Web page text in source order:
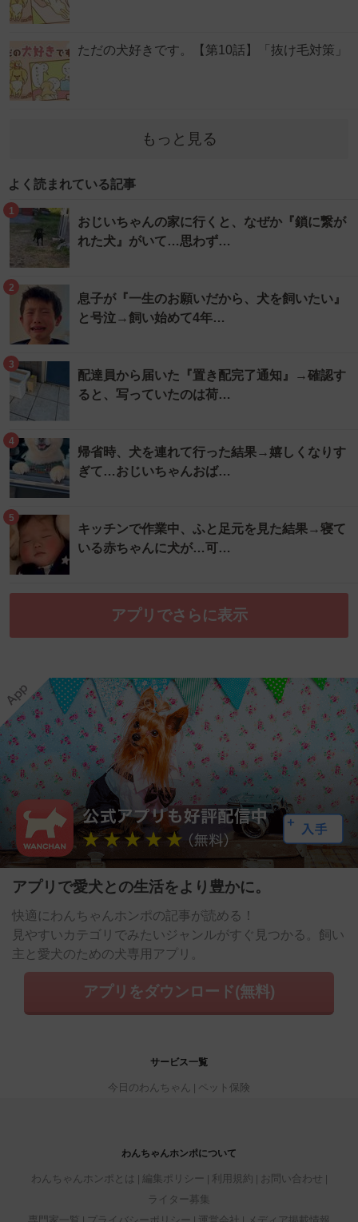
ただの犬好きです。【第10話】「抜け毛対策」
もっと見る
よく読まれている記事
1
おじいちゃんの家に行くと、なぜか『鎖に繋が
れた犬』がいて…思わず…
2
息子が『一生のお願いだから、犬を飼いたい』
と号泣→飼い始めて4年…
3
配達員から届いた『置き配完了通知』→確認す
ると、写っていたのは荷…
4
帰省時、犬を連れて行った結果→嬉しくなりす
ぎて…おじいちゃんおば…
5
キッチンで作業中、ふと足元を見た結果→寝て
いる赤ちゃんに犬が…可…
アプリでさらに表示
アプリで愛犬との生活をより豊かに。
快適にわんちゃんホンポの記事が読める！
見やすいカテゴリでみたいジャンルがすぐ見つかる。飼い
主と愛犬のための犬専用アプリ。
アプリをダウンロード(無料)
サービス一覧
今日のわんちゃん ペット保険
わんちゃんホンポについて
わんちゃんホンポとは 編集ポリシー 利用規約
お問い合わせ
ライター募集